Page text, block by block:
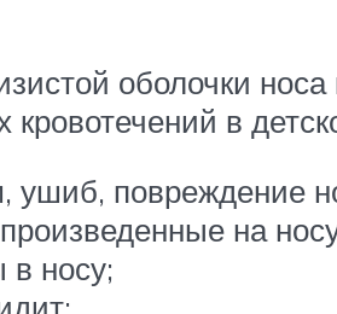
оболочки
кровотечений в
ушиб, повреждение
на
в носу;